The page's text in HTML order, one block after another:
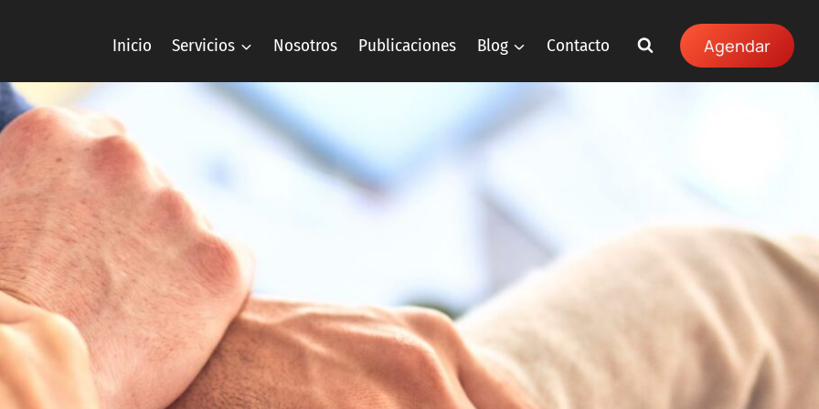
Inicio Servicios Nosotros Publicaciones Blog Contacto Agendar